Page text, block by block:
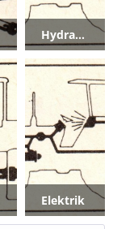
Hydraulik
Elektrik